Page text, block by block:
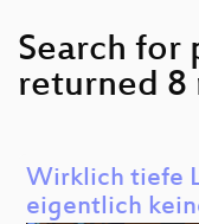
Search for
returned 8
Wirklich tiefe
eigentlich